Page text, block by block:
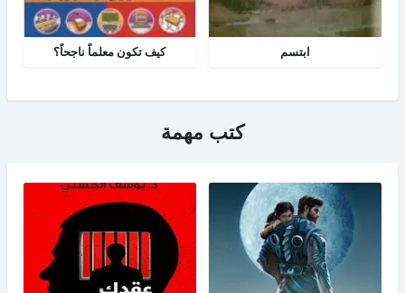
ابتسم كيف تكون معلماً ناجحاً؟
كتب مهمة